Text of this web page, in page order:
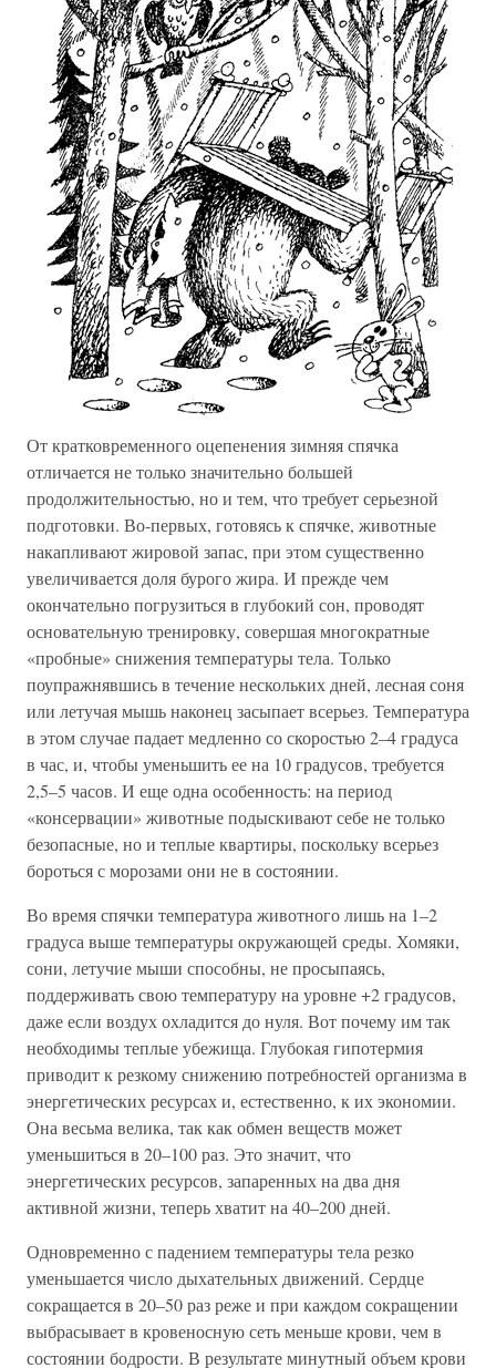
От кратковременного оцепенения зимняя спячка
отличается не только значительно большей
продолжительностью, но и тем, что требует серьезной
подготовки. Во-первых, готовясь к спячке, животные
накапливают жировой запас, при этом существенно
увеличивается доля бурого жира. И прежде чем
окончательно погрузиться в глубокий сон, проводят
основательную тренировку, совершая многократные
«пробные» снижения температуры тела. Только
поупражнявшись в течение нескольких дней, лесная соня
или летучая мышь наконец засыпает всерьез. Температура
в этом случае падает медленно со скоростью 2–4 градуса
в час, и, чтобы уменьшить ее на 10 градусов, требуется
2,5–5 часов. И еще одна особенность: на период
«консервации» животные подыскивают себе не только
безопасные, но и теплые квартиры, поскольку всерьез
бороться с морозами они не в состоянии.
Во время спячки температура животного лишь на 1–2
градуса выше температуры окружающей среды. Хомяки,
сони, летучие мыши способны, не просыпаясь,
поддерживать свою температуру на уровне +2 градусов,
даже если воздух охладится до нуля. Вот почему им так
необходимы теплые убежища. Глубокая гипотермия
приводит к резкому снижению потребностей организма в
энергетических ресурсах и, естественно, к их экономии.
Она весьма велика, так как обмен веществ может
уменьшиться в 20–100 раз. Это значит, что
энергетических ресурсов, запаренных на два дня
активной жизни, теперь хватит на 40–200 дней.
Одновременно с падением температуры тела резко
уменьшается число дыхательных движений. Сердце
сокращается в 20–50 раз реже и при каждом сокращении
выбрасывает в кровеносную сеть меньше крови, чем в
состоянии бодрости. В результате минутный объем крови